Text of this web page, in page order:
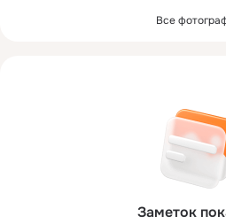
Все
Заметок